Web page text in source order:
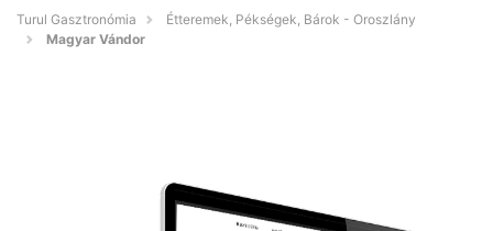
Turul Gasztronómia
Étteremek, Pékségek, Bárok - Oroszlány
Magyar Vándor